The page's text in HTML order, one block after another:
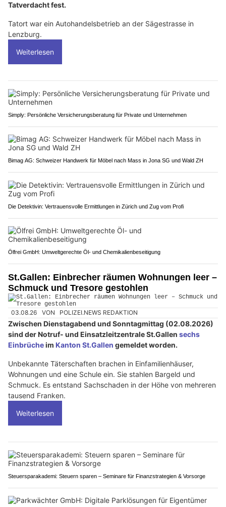
Tatverdacht fest.
Tatort war ein Autohandelsbetrieb an der Sägestrasse in
Lenzburg.
Weiterlesen
Simply: Persönliche Versicherungsberatung für Private und Unternehmen
Bimag AG: Schweizer Handwerk für Möbel nach Mass in Jona SG und Wald ZH
Die Detektivin: Vertrauensvolle Ermittlungen in Zürich und Zug vom Profi
Ölfrei GmbH: Umweltgerechte Öl- und Chemikalienbeseitigung
St.Gallen: Einbrecher räumen Wohnungen leer –
Schmuck und Tresore gestohlen
03.08.26 VON POLIZEI.NEWS REDAKTION
Zwischen Dienstagabend und Sonntagmittag (02.08.2026)
sind der Notruf- und Einsatzleitzentrale St.Gallen sechs
Einbrücheim Kanton St.Gallen gemeldet worden.
Unbekannte Täterschaften brachen in Einfamilienhäuser,
Wohnungen und eine Schule ein. Sie stahlen Bargeld und
Schmuck. Es entstand Sachschaden in der Höhe von mehreren
tausend Franken.
Weiterlesen
Steuersparakademi: Steuern sparen – Seminare für Finanzstrategien & Vorsorge